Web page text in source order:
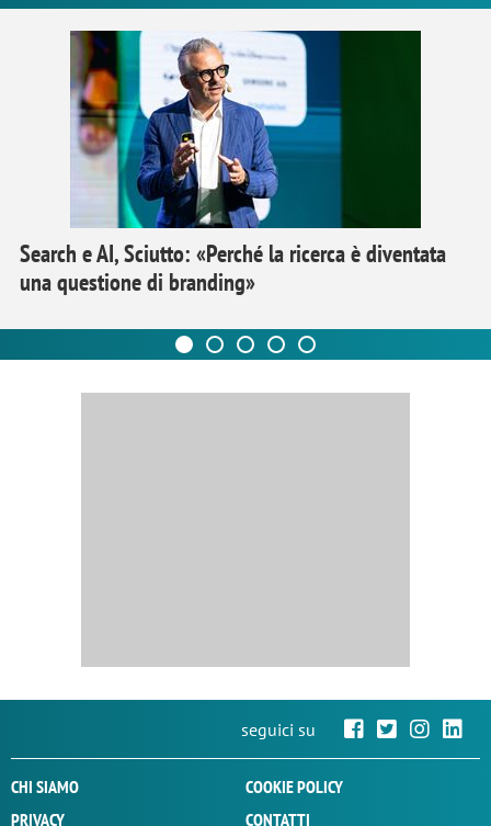
Search e AI, Sciutto: «Perché la ricerca è diventata
una questione di branding»
seguici su
CHI SIAMO
COOKIE POLICY
PRIVACY
CONTATTI